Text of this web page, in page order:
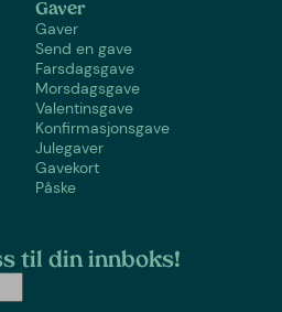
Gaver
Gaver
Send en gave
Farsdagsgave
Morsdagsgave
Valentinsgave
Konfirmasjonsgave
Julegaver
Gavekort
Påske
til din innboks!